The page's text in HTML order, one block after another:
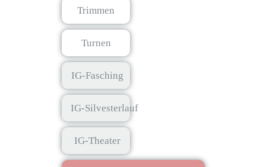
Trimmen
Turnen
IG-Fasching
IG-Silvesterlauf
IG-Theater